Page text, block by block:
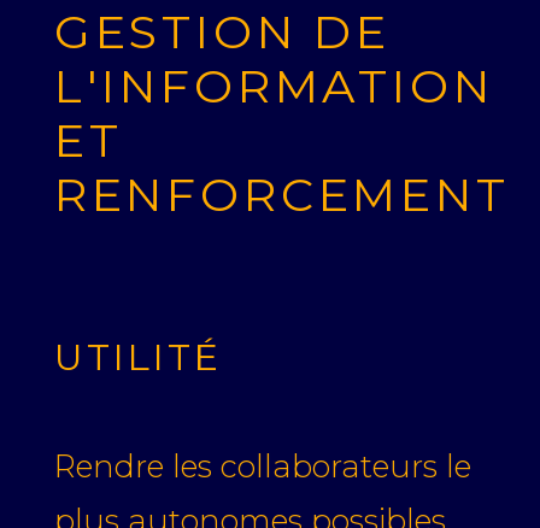
GESTION DE
L'INFORMATION
ET
RENFORCEMENT
UTILITÉ
Rendre les collaborateurs le
plus autonomes possibles,